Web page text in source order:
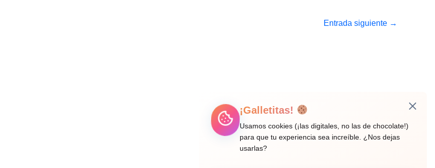
Entrada siguiente →
¡Galletitas!
Usamos cookies (¡las digitales, no las de chocolate!)
para que tu experiencia sea increíble. ¿Nos dejas
usarlas?